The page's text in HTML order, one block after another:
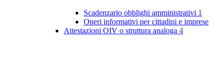
Scadenzario obblighi amministrativi 1
Oneri informativi per cittadini e imprese
Attestazioni OIV o struttura analoga 4